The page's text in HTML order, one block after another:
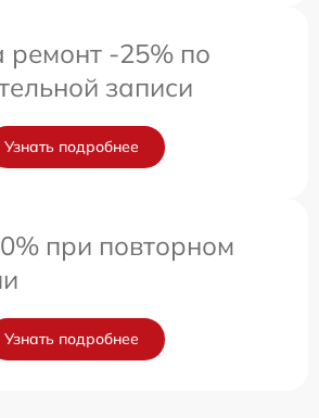
ремонт -25% по
записи
Узнать подробнее
при повторном
Узнать подробнее